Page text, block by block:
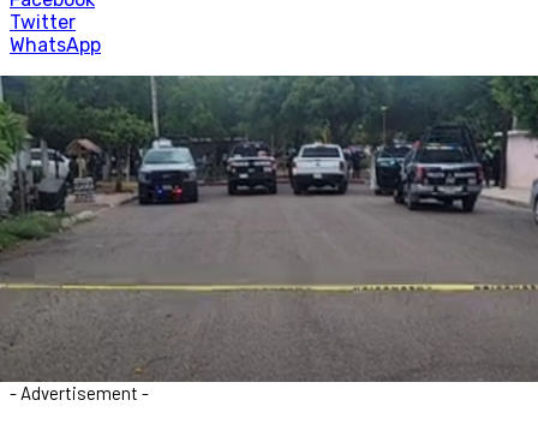
Twitter
WhatsApp
- Advertisement -